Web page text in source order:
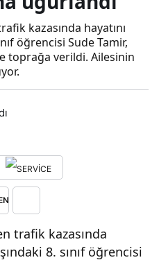
kazasında hayatını
öğrencisi Sude Tamir,
toprağa verildi. Ailesinin
trafik kazasında
8. sınıf öğrencisi
0 PAYLAŞ